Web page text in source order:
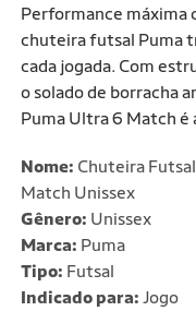
Performance máxima
chuteira futsal Puma
cada jogada. Com
o solado de borracha
Puma Ultra 6 Match é
Nome: Chuteira
Match Unissex
Gênero: Unissex
Marca: Puma
Tipo: Futsal
Indicado para: Jogo